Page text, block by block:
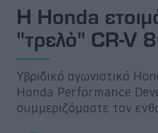
Η Honda
"τρελό" CR-V
Υβριδικό αγωνιστικό
Honda Performance
συμμεριζόμαστε τον
Electric
Motorsport
Άποψη
Viral